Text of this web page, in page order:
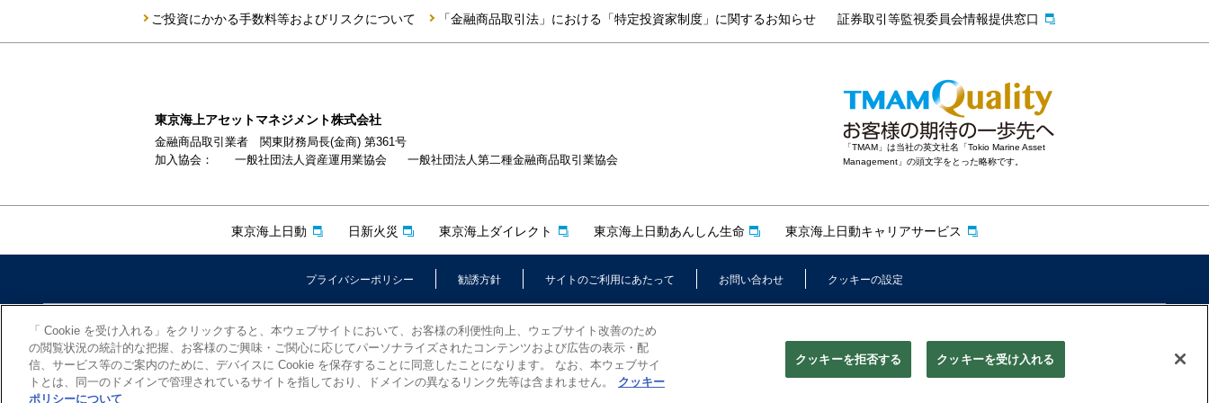
ご投資にかかる手数料等およびリスクについて 「金融商品取引法」における「特定投資家制度」に関するお知らせ 証券取引等監視委員会情報提供窓口
「TMAM」は当社の英文社名「Tokio Marine Asset
Management」の頭文字をとった略称です。
東京海上アセットマネジメント株式会社
金融商品取引業者 関東財務局長(金商) 第361号
加入協会：
一般社団法人資産運用業協会 一般社団法人第二種金融商品取引業協会
東京海上日動 日新火災 東京海上ダイレクト 東京海上日動あんしん生命 東京海上日動キャリアサービス
プライバシーポリシー 勧誘方針 サイトのご利用にあたって お問い合わせ クッキーの設定
「 Cookie を受け入れる」をクリックすると、本ウェブサイトにおいて、お客様の利便性向上、ウェブサイト改善のため
の閲覧状況の統計的な把握、お客様のご興味・ご関心に応じてパーソナライズされたコンテンツおよび広告の表示・配
信、サービス等のご案内のために、デバイスに Cookie を保存することに同意したことになります。 なお、本ウェブサイ
トとは、同一のドメインで管理されているサイトを指しており、ドメインの異なるリンク先等は含まれません。
クッキー
ポリシーについて
クッキーを拒否する クッキーを受け入れる